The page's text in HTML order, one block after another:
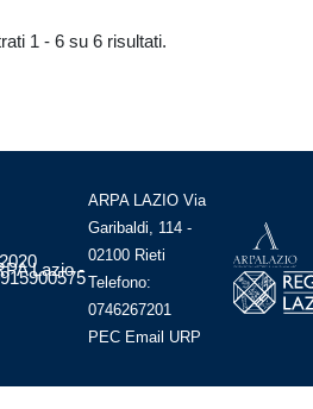
1 - 6 su 6 risultati.
Lazio -
ARPA LAZIO Via
Garibaldi, 114 -
02100 Rieti
Telefono:
0746267201
PEC Email URP